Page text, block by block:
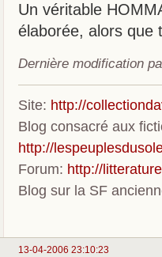
Un véritable
élaborée, alors que
Dernière modification
Site: http://
Blog consacré aux
http://
Forum: http://
Blog sur la SF
13-04-2006 23:10:23